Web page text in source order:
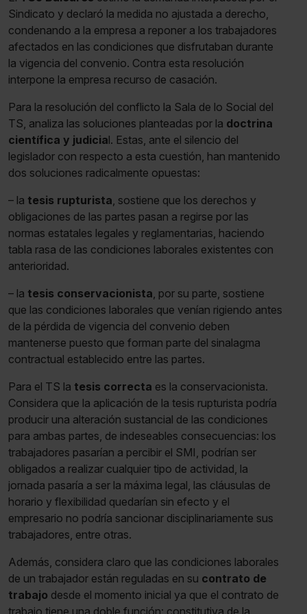
Sindicato y declaró la medida no ajustada a derecho,
condenando a la empresa a reponer a los trabajadores
afectados en las condiciones que disfrutaban durante
la vigencia del convenio. Contra esta resolución
interpone la empresa recurso de casación.
Para la resolución del conflicto la Sala de lo Social del
TS, analiza las soluciones planteadas por la doctrina
científica y judicial. Estas, ante el silencio del
legislador con respecto a esta cuestión, han mantenido
dos soluciones radicalmente opuestas:
– la tesis rupturista , sostiene que los derechos y
obligaciones de las partes pasan a regirse por las
normas estatales legales y reglamentarias, haciendo
tabla rasa de las condiciones laborales existentes con
anterioridad.
– la tesis conservacionista , por su parte, sostiene
que las condiciones laborales que venían rigiendo antes
de la pérdida de vigencia del convenio deben
mantenerse puesto que forman parte del sinalagma
contractual establecido entre las partes.
Para el TS la tesis correcta es la conservacionista.
Considera que la aplicación de la tesis rupturista podría
producir una alteración sustancial de las condiciones
para ambas partes, de indeseables consecuencias: los
trabajadores pasarían a percibir el SMI, podrían ser
obligados a realizar cualquier tipo de actividad, la
jornada pasaría a ser la máxima legal, las cláusulas de
horario y flexibilidad quedarían sin efecto y el
empresario no podría sancionar disciplinariamente sus
trabajadores, entre otras.
Además, considera claro que las condiciones laborales
de un trabajador están reguladas en su contrato de
trabajo desde el momento inicial ya que el contrato de
trabajo tiene una doble función: constitutiva de la